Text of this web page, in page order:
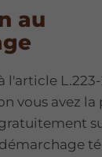
au
l'article
vous avez la